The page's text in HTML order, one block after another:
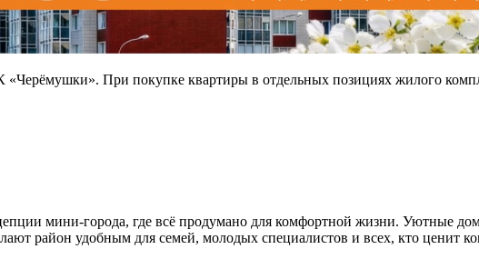
При покупке квартиры в отдельных позициях жилого
мини-города, где всё продумано для комфортной жизни. Уютные
район удобным для семей, молодых специалистов и всех, кто ценит